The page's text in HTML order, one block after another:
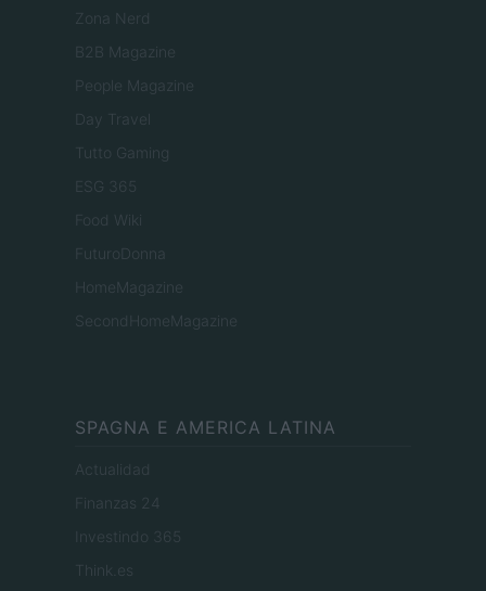
Zona Nerd
B2B Magazine
People Magazine
Day Travel
Tutto Gaming
ESG 365
Food Wiki
FuturoDonna
HomeMagazine
SecondHomeMagazine
SPAGNA E AMERICA LATINA
Actualidad
Finanzas 24
Investindo 365
Think.es